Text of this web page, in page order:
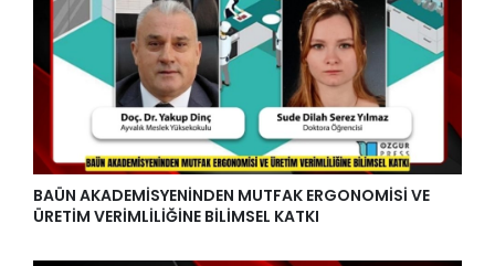
BAÜN AKADEMİSYENİNDEN MUTFAK ERGONOMİSİ VE
ÜRETİM VERİMLİLİĞİNE BİLİMSEL KATKI